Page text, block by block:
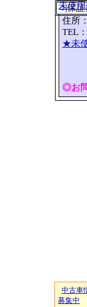
○|保証
未使
住所
TEL
★未
◎お
中古車
募集中